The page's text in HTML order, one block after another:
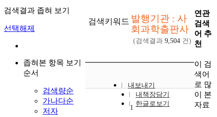
검색결과 좁혀 보기
선택해제
좁혀본 항목 보기
순서
검색량순
가나다순
저자
검색키워드 발행기관 : 사
회과학출판사
(검색결과 9,504 건)
내보내기
내책장담기
한글로보기
1
연관
검색
어 추
천
이 검
색어
로 많
이 본
자료